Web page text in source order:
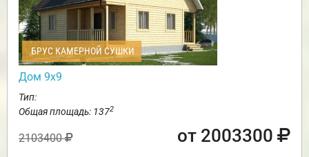
БРУС КАМЕРНОЙ СУШКИ
Дом 9х9
Тип:
Общая площадь: 1372
2103400 от 2003300